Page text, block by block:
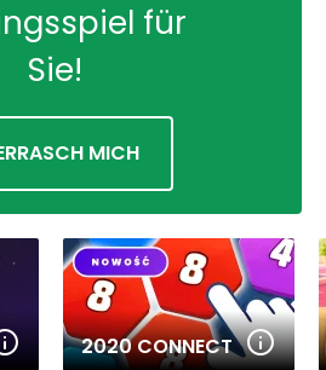
für
Sie!
MICH
2020 CONNECT